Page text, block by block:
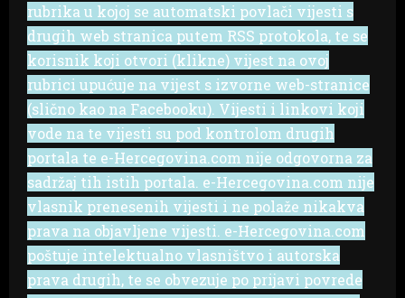
rubrika u kojoj se automatski povlači vijesti s
drugih web stranica putem RSS protokola, te se
korisnik koji otvori (klikne) vijest na ovoj
rubrici upućuje na vijest s izvorne web-stranice
(slično kao na Facebooku). Vijesti i linkovi koji
vode na te vijesti su pod kontrolom drugih
portala te e-Hercegovina.com nije odgovorna za
sadržaj tih istih portala. e-Hercegovina.com nije
vlasnik prenesenih vijesti i ne polaže nikakva
prava na objavljene vijesti. e-Hercegovina.com
poštuje intelektualno vlasništvo i autorska
prava drugih, te se obvezuje po prijavi povrede